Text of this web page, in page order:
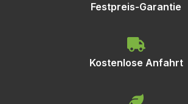
Festpreis-Garantie
Kostenlose Anfahrt